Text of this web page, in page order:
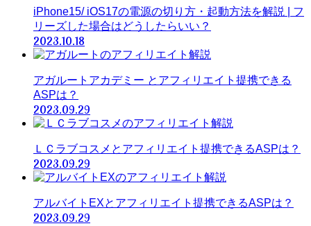
iPhone15/ iOS17の電源の切り方・起動方法を解説 | フ
リーズした場合はどうしたらいい？
2023.10.18
アガルートアカデミー とアフィリエイト提携できる
ASPは？
2023.09.29
ＬＣラブコスメとアフィリエイト提携できるASPは？
2023.09.29
アルバイトEXとアフィリエイト提携できるASPは？
2023.09.29